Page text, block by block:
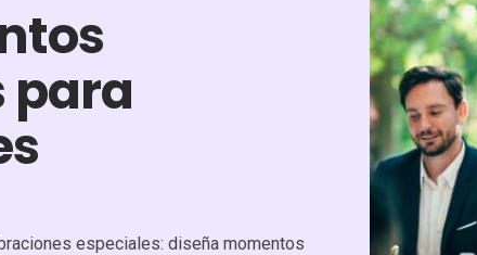
para
especiales: diseña momentos